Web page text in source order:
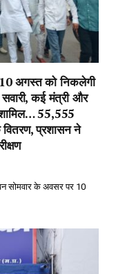
10 अगस्त को निकलेगी
कई मंत्री और
55,555
वितरण, प्रशासन ने
सोमवार के अवसर पर 10